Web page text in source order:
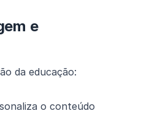
e
da educação:
o conteúdo